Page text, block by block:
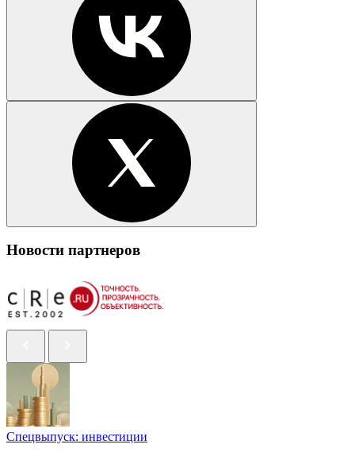
Новости партнеров
Спецвыпуск: инвестиции